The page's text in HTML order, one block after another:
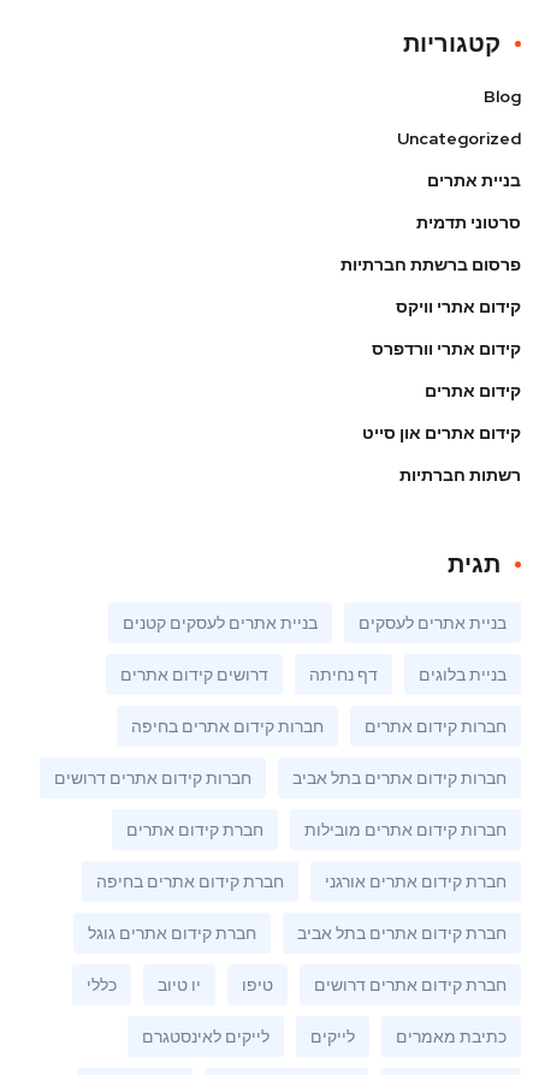
קטגוריות
Blog
Uncategorized
בניית אתרים
סרטוני תדמית
פרסום ברשתת חברתיות
קידום אתרי וויקס
קידום אתרי וורדפרס
קידום אתרים
קידום אתרים און סייט
רשתות חברתיות
תגית
בניית אתרים לעסקים בניית אתרים לעסקים קטנים
בניית בלוגים דף נחיתה דרושים קידום אתרים
חברות קידום אתרים חברות קידום אתרים בחיפה
חברות קידום אתרים בתל אביב חברות קידום אתרים דרושים
חברות קידום אתרים מובילות חברת קידום אתרים
חברת קידום אתרים אורגני חברת קידום אתרים בחיפה
חברת קידום אתרים בתל אביב חברת קידום אתרים גוגל
חברת קידום אתרים דרושים טיפו יו טיוב כללי
כתיבת מאמרים לייקים לייקים לאינסטגרם